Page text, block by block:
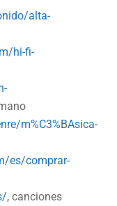
alta-
hi-fi-
m%C3%BAsica-
es/comprar-
, canciones